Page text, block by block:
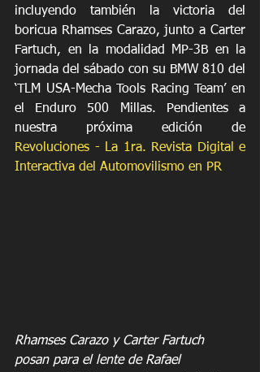
incluyendo también la victoria del
boricua Rhamses Carazo, junto a Carter
Fartuch, en la modalidad MP-3B en la
jornada del sábado con su BMW 810 del
‘TLM USA-Mecha Tools Racing Team’ en
el Enduro 500 Millas. Pendientes a
Revoluciones - La 1ra. Revista Digital e
Interactiva del Automovilismo en PR
Rhamses Carazo y Carter Fartuch
posan para el lente de Rafael